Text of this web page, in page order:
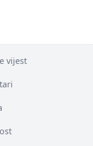
vijest